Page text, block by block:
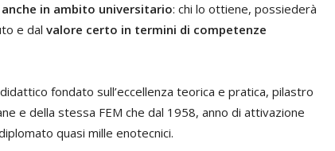
in ambito universitario: chi lo ottiene, possiederà
e dal valore certo in termini di competenze
fondato sull’eccellenza teorica e pratica, pilastro
e della stessa FEM che dal 1958, anno di attivazione
quasi mille enotecnici.